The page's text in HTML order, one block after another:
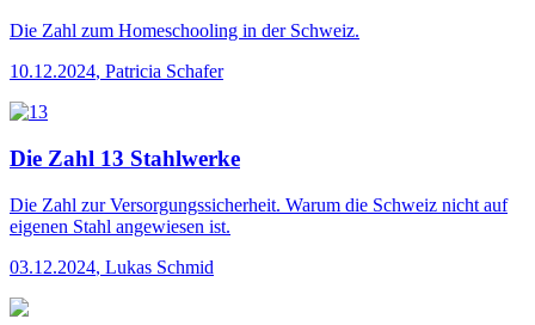
Die Zahl zum Homeschooling in der Schweiz.
10.12.2024, Patricia Schafer
Die Zahl 13 Stahlwerke
Die Zahl zur Versorgungssicherheit. Warum die Schweiz nicht auf
eigenen Stahl angewiesen ist.
03.12.2024, Lukas Schmid